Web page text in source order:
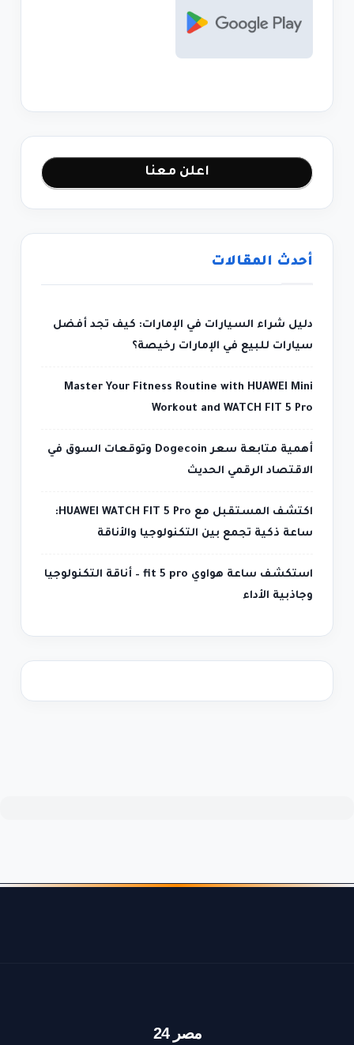
اعلن معنا
أحدث المقالات
دليل شراء السيارات في الإمارات: كيف تجد أفضل
سيارات للبيع في الإمارات رخيصة؟
Master Your Fitness Routine with HUAWEI Mini
Workout and WATCH FIT 5 Pro
أهمية متابعة سعر Dogecoin وتوقعات السوق في
الاقتصاد الرقمي الحديث
اكتشف المستقبل مع HUAWEI WATCH FIT 5 Pro:
ساعة ذكية تجمع بين التكنولوجيا والأناقة
استكشف ساعة هواوي fit 5 pro – أناقة التكنولوجيا
وجاذبية الأداء
مصر 24